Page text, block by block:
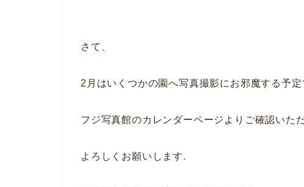
さて、
2月はいくつかの園へ写真撮影にお邪魔する予定
フジ写真館のカレンダーページよりご確認いた
よろしくお願いします.